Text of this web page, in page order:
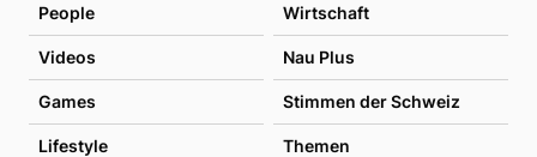
People Wirtschaft
Videos Nau Plus
Games Stimmen der Schweiz
Lifestyle Themen